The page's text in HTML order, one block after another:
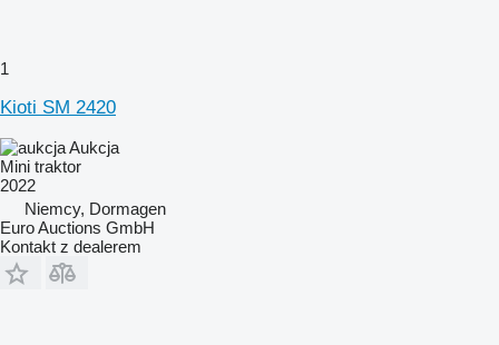
1
Kioti SM 2420
Aukcja
Mini traktor
2022
Niemcy, Dormagen
Euro Auctions GmbH
Kontakt z dealerem